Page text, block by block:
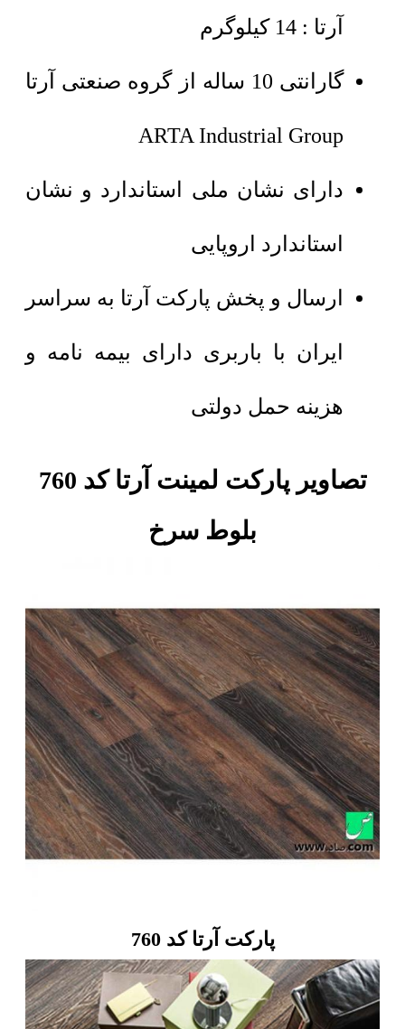
آرتا : 14 کیلوگرم
گارانتی 10 ساله از گروه صنعتی آرتا
ARTA Industrial Group
دارای نشان ملی استاندارد و نشان
استاندارد اروپایی
ارسال و پخش پارکت آرتا به سراسر
ایران با باربری دارای بیمه نامه و
هزینه حمل دولتی
تصاویر پارکت لمینت آرتا کد 760
بلوط سرخ
پارکت آرتا کد 760